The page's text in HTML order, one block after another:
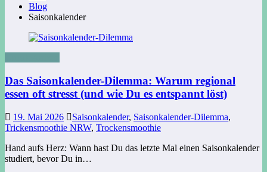
Blog
Saisonkalender
Das Saisonkalender-Dilemma: Warum regional
essen oft stresst (und wie Du es entspannt löst)
19. Mai 2026 Saisonkalender, Saisonkalender-Dilemma,
Trickensmoothie NRW, Trockensmoothie
Hand aufs Herz: Wann hast Du das letzte Mal einen Saisonkalender
studiert, bevor Du in…